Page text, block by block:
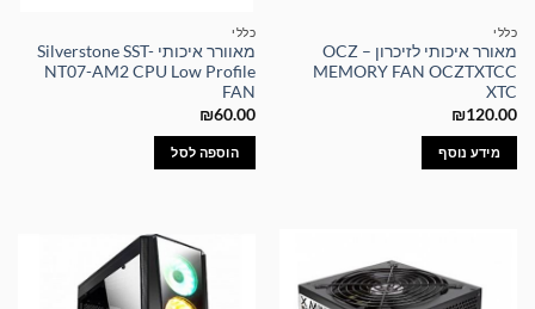
כללי
מאורר איכותי לזיכרון – OCZ
MEMORY FAN OCZTXTCC
XTC
₪120.00
מידע נוסף
כללי
מאוורר איכותי Silverstone SST-
NT07-AM2 CPU Low Profile
FAN
₪60.00
הוספה לסל